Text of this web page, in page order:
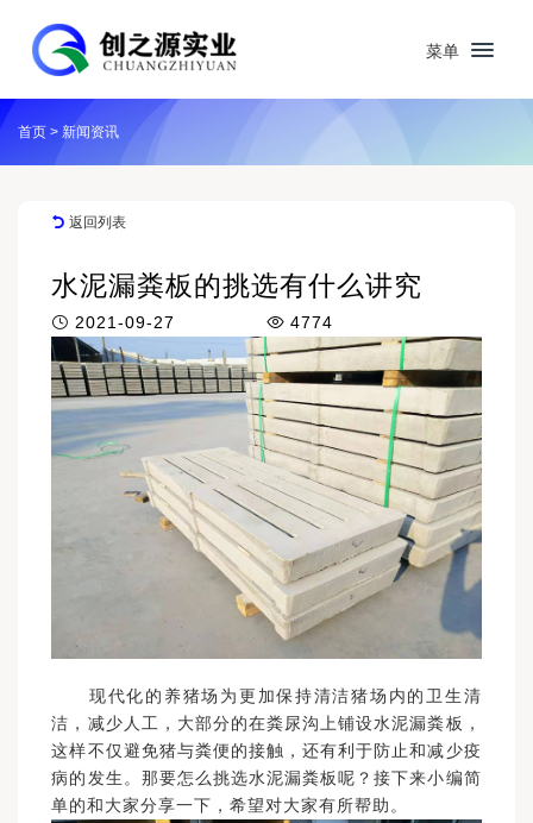
菜单
首页 > 新闻资讯
返回列表
水泥漏粪板的挑选有什么讲究
2021-09-27 4774
现代化的养猪场为更加保持清洁猪场内的卫生清
洁，减少人工，大部分的在粪尿沟上铺设水泥漏粪板，
这样不仅避免猪与粪便的接触，还有利于防止和减少疫
病的发生。那要怎么挑选水泥漏粪板呢？接下来小编简
单的和大家分享一下，希望对大家有所帮助。